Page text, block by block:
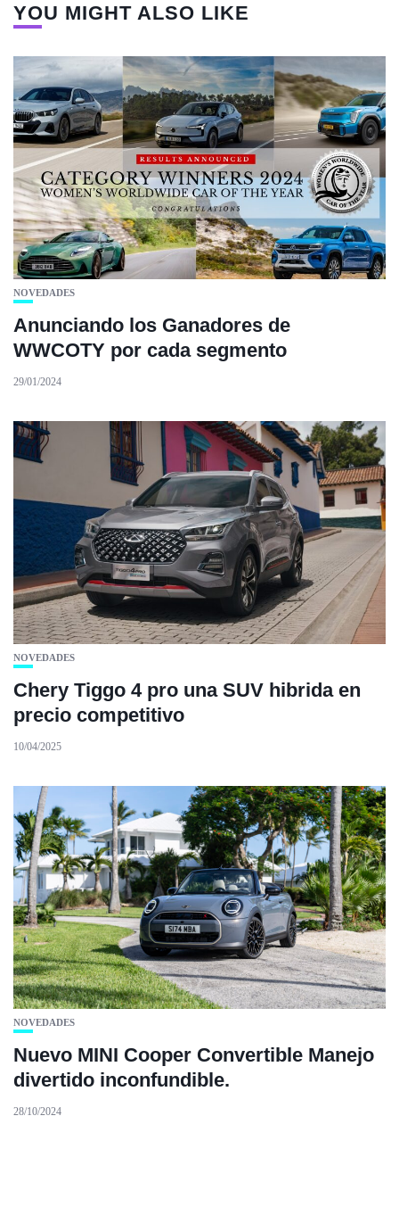
YOU MIGHT ALSO LIKE
NOVEDADES
Anunciando los Ganadores de
WWCOTY por cada segmento
29/01/2024
NOVEDADES
Chery Tiggo 4 pro una SUV hibrida en
precio competitivo
10/04/2025
NOVEDADES
Nuevo MINI Cooper Convertible Manejo
divertido inconfundible.
28/10/2024